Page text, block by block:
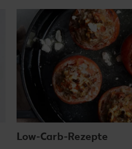
Low-Carb-Rezepte